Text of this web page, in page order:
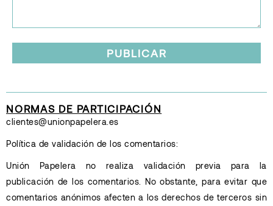
NORMAS DE PARTICIPACIÓN
clientes@unionpapelera.es
Política de validación de los comentarios:
Unión Papelera no realiza validación previa para la
publicación de los comentarios. No obstante, para evitar que
comentarios anónimos afecten a los derechos de terceros sin